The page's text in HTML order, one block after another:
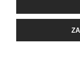
Krakowska 201, 34-124